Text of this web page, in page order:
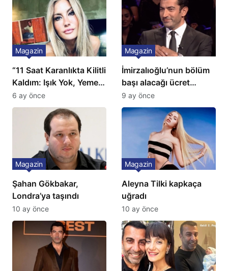
“11 Saat Karanlıkta Kilitli
Kaldım: Işık Yok, Yemek
Yok, Tuvalet Yok!”
Çağla Şikel’den Şok
Magazin
6 ay önce
İmirzalıoğlu’nun bölüm
başı alacağı ücret
Türkiye’de bir ilk:
Gözünü 2 ilçeye dikti!
Magazin
9 ay önce
Şahan Gökbakar,
Londra’ya taşındı
Magazin
10 ay önce
Aleyna Tilki kapkaça
uğradı
Magazin
10 ay önce